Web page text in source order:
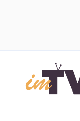
contenuto